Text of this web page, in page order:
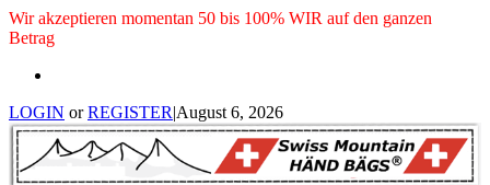
Wir akzeptieren momentan 50 bis 100% WIR auf den ganzen
Betrag
LOGIN orREGISTER|August 6, 2026